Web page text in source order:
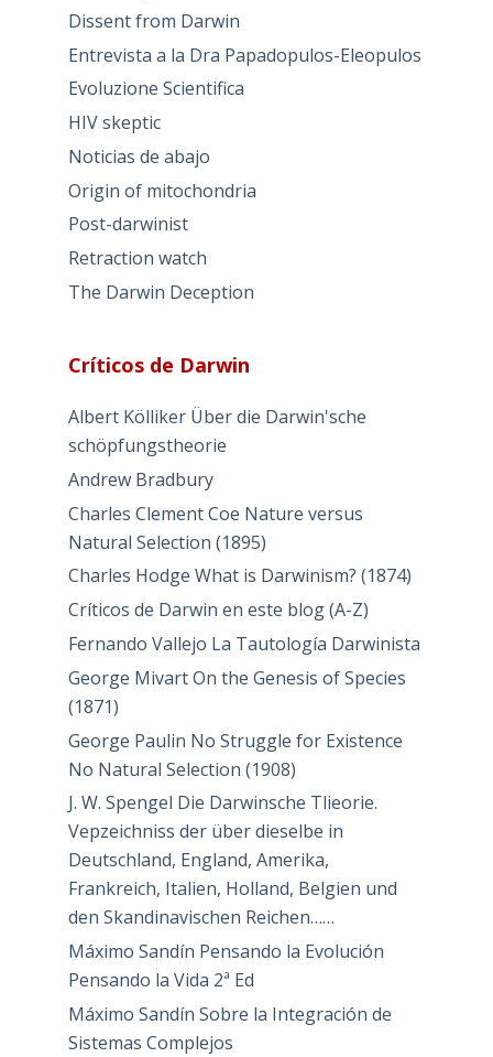
Dissent from Darwin
Entrevista a la Dra Papadopulos-Eleopulos
Evoluzione Scientifica
HIV skeptic
Noticias de abajo
Origin of mitochondria
Post-darwinist
Retraction watch
The Darwin Deception
Críticos de Darwin
Albert Kölliker Über die Darwin'sche
schöpfungstheorie
Andrew Bradbury
Charles Clement Coe Nature versus
Natural Selection (1895)
Charles Hodge What is Darwinism? (1874)
Críticos de Darwin en este blog (A-Z)
Fernando Vallejo La Tautología Darwinista
George Mivart On the Genesis of Species
(1871)
George Paulin No Struggle for Existence
No Natural Selection (1908)
J. W. Spengel Die Darwinsche Tlieorie.
Vepzeichniss der über dieselbe in
Deutschland, England, Amerika,
Frankreich, Italien, Holland, Belgien und
den Skandinavischen Reichen……
Máximo Sandín Pensando la Evolución
Pensando la Vida 2ª Ed
Máximo Sandín Sobre la Integración de
Sistemas Complejos